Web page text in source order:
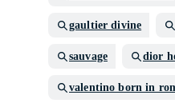
gaultier divine
sauvage dior
valentino born in